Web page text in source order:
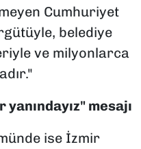
Cumhuriyet
belediye
ve milyonlarca
mesajı
ise İzmir